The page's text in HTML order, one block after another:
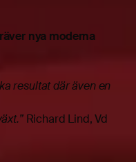
nya moderna
resultat där även en
Richard Lind, Vd